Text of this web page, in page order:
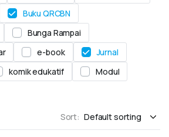
Buku QRCBN
Bunga Rampai
e-book
Jurnal
komik edukatif
Modul
Sort: